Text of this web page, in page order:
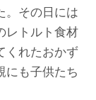
。その日には
レトルト食材
くれたおかず
にも子供たち